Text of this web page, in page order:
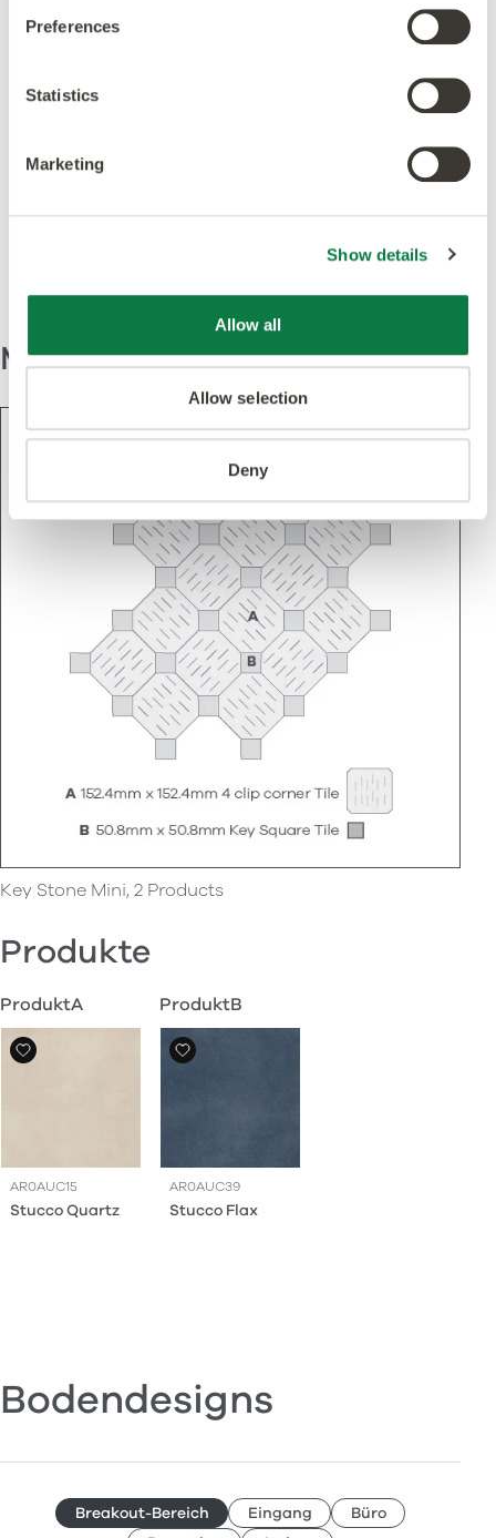
Preferences
Statistics
Marketing
Show details
Allow all
Allow selection
Deny
In diesem Design
Muster
Key Stone Mini, 2 Products
Produkte
ProduktA
AR0AUC15
Stucco Quartz
ProduktB
AR0AUC39
Stucco Flax
Bodendesigns
Breakout-Bereich Eingang
Büro